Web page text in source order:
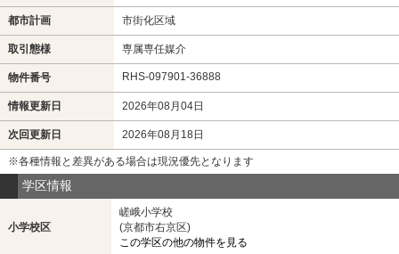
都市計画 市街化区域
取引態様 専属専任媒介
物件番号 RHS-097901-36888
情報更新日 2026年08月04日
次回更新日 2026年08月18日
※各種情報と差異がある場合は現況優先となります
学区情報
小学校区
嵯峨小学校
(京都市右京区)
この学区の他の物件を見る